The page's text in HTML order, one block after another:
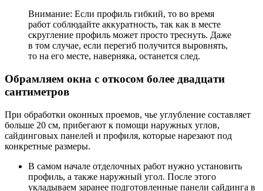
Внимание: Если профиль гибкий, то во время
работ соблюдайте аккуратность, так как в месте
скругление профиль может просто треснуть. Даже
в том случае, если перегиб получится выровнять,
то на его месте, наверняка, останется след.
Обрамляем окна с откосом более двадцати
сантиметров
При обработки оконных проемов, чье углубление составляет
больше 20 см, прибегают к помощи наружных углов,
сайдинговых панелей и профиля, которые нарезают под
конкретные размеры.
В самом начале отделочных работ нужно установить
профиль, а также наружный угол. После этого
укладываем заранее подготовленные панели сайдинга в